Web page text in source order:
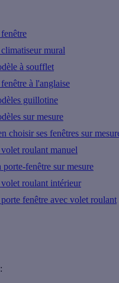
mural
à soufflet
à l'anglaise
guillotine
sur mesure
choisir ses fenêtres sur
roulant manuel
porte-fenêtre sur mesure
roulant intérieur
fenêtre avec volet roulant